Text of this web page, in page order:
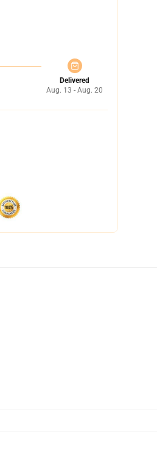
Delivered
Aug. 13 - Aug. 20